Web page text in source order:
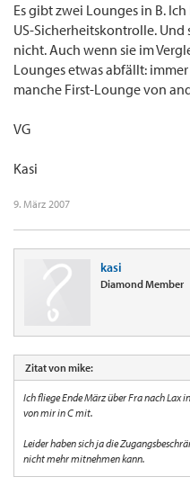
Es gibt zwei Lounges in B.
US-Sicherheitskontrolle.
nicht. Auch wenn sie im
Lounges etwas abfällt:
manche First-Lounge von
VG
Kasi
9. März 2007
kasi
Diamond Member
Zitat von mike:
Ich fliege Ende März über Fra nach Lax
von mir in C mit.
Leider haben sich ja die
nicht mehr mitnehmen kann.